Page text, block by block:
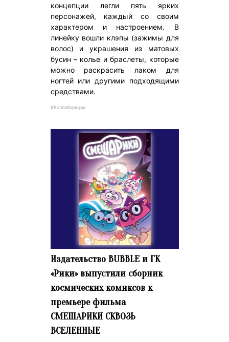
концепции легли пять ярких
персонажей, каждый со своим
характером и настроением. В
линейку вошли клэпы (зажимы для
волос) и украшения из матовых
бусин – колье и браслеты, которые
можно раскрасить лаком для
ногтей или другими подходящими
средствами.
#Коллаборации
Издательство BUBBLE и ГК
«Рики» выпустили сборник
космических комиксов к
премьере фильма
СМЕШАРИКИ СКВОЗЬ
ВСЕЛЕННЫЕ